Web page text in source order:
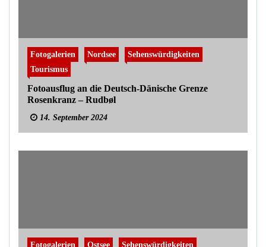
Fotogalerien Nordsee
Sehenswürdigkeiten
Tourismus
Fotoausflug an die Deutsch-Dänische Grenze
Rosenkranz – Rudbøl
14. September 2024
Fotogalerien Ostsee
Sehenswürdigkeiten